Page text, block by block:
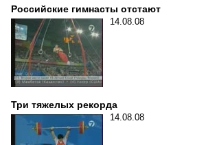
Российские гимнасты отстают
14.08.08
Три тяжелых рекорда
14.08.08